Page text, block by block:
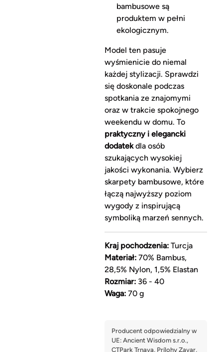
bambusowe są
produktem w pełni
ekologicznym.
Model ten pasuje
wyśmienicie do niemal
każdej stylizacji. Sprawdzi
się doskonale podczas
spotkania ze znajomymi
oraz w trakcie spokojnego
weekendu w domu. To
praktyczny i elegancki
dodatekdla osób
szukających wysokiej
jakości wykonania. Wybierz
skarpety bambusowe, które
łączą najwyższy poziom
wygody z inspirującą
symboliką marzeń sennych.
Kraj pochodzenia:Turcja
Materiał:70% Bambus,
28,5% Nylon, 1,5% Elastan
Rozmiar:36 - 40
Waga:70 g